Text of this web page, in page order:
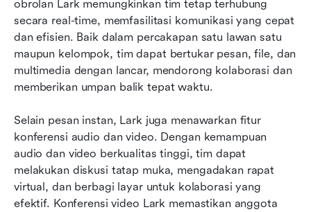
obrolan Lark memungkinkan tim tetap terhubung
secara real-time, memfasilitasi komunikasi yang cepat
dan efisien. Baik dalam percakapan satu lawan satu
maupun kelompok, tim dapat bertukar pesan, file, dan
multimedia dengan lancar, mendorong kolaborasi dan
memberikan umpan balik tepat waktu.
Selain pesan instan, Lark juga menawarkan fitur
konferensi audio dan video. Dengan kemampuan
audio dan video berkualitas tinggi, tim dapat
melakukan diskusi tatap muka, mengadakan rapat
virtual, dan berbagi layar untuk kolaborasi yang
efektif. Konferensi video Lark memastikan anggota